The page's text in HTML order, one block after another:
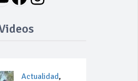
Actualidad,